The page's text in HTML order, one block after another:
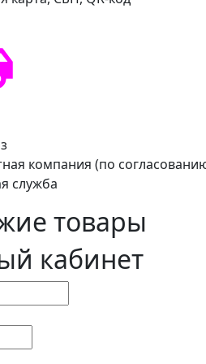
компания (по
служба
товары
кабинет